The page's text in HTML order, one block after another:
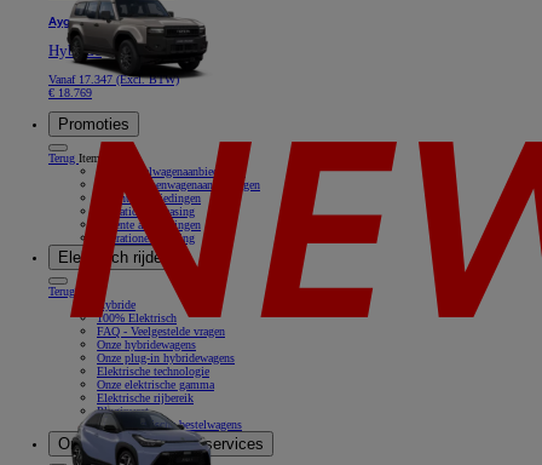
Aygo X
Hybride
Vanaf 17.347 (Excl. BTW)
€ 18.769
Promoties
Terug Item
Onze bestelwagenaanbiedingen
Onze personenwagenaanbiedingen
Recente aanbiedingen
Operationele leasing
Recente aanbiedingen
Operationele leasing
Elektrisch rijden
Terug
Hybride
100% Elektrisch
FAQ - Veelgestelde vragen
Onze hybridewagens
Onze plug-in hybridewagens
Elektrische technologie
Onze elektrische gamma
Elektrische rijbereik
Pluginvest
Onze elektrische bestelwagens
Onze oplossingen & services